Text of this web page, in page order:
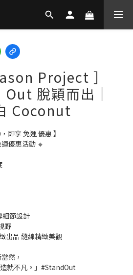
Project ］
脫穎而出｜
Coconut
即享 免運 優惠 】
優惠活動 🔸
細節設計
野
出品 縫線精緻美觀
然，
就不凡。」#StandOut